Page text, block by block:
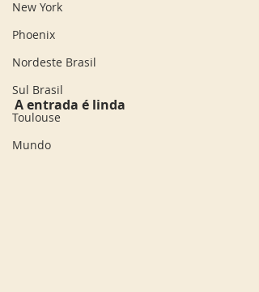
New York
Phoenix
Nordeste Brasil
Sul Brasil
Toulouse
Mundo
A entrada é linda